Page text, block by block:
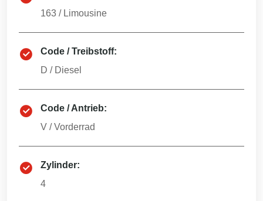
163 / Limousine
Code / Treibstoff:
D / Diesel
Code / Antrieb:
V /Vorderrad
Zylinder:
4